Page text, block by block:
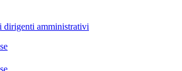
dirigenti amministrativi